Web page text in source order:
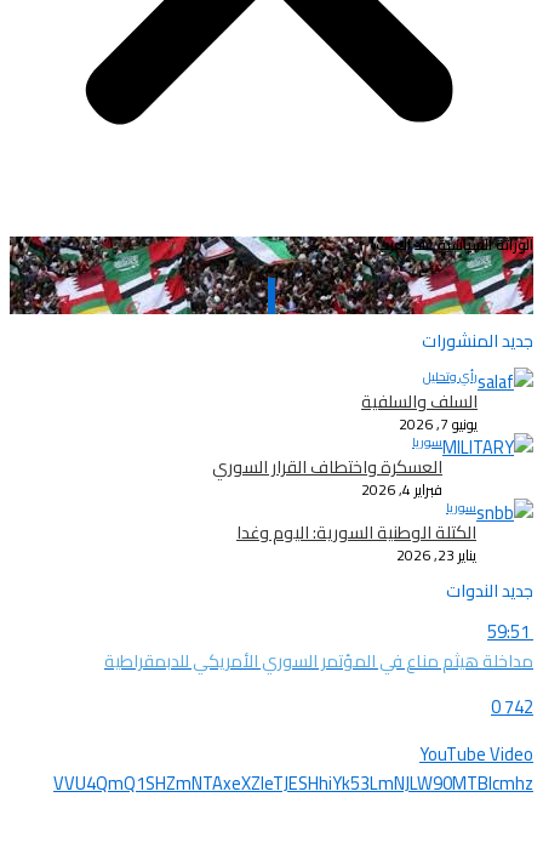
الوراثة السياسية عند العرب
جديد المنشورات
رأي وتحليل
السلف والسلفية
يونيو 7, 2026
سوريا
العسكرة واختطاف القرار السوري
فبراير 4, 2026
سوريا
الكتلة الوطنية السورية: اليوم وغدا
يناير 23, 2026
جديد الندوات
59:51
مداخلة هيثم مناع في المؤتمر السوري الأمريكي للدبمقراطية
742
0
YouTube Video
VVU4QmQ1SHZmNTAxeXZleTJESHhiYk53LmNJLW90MTBIcmhz